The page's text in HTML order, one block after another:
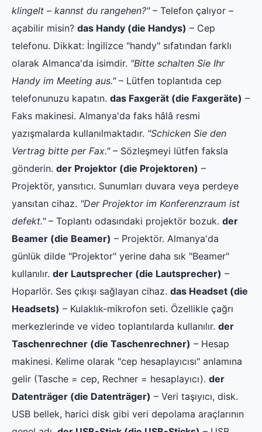
klingelt – kannst du rangehen?"– Telefon çalıyor –
açabilir misin? das Handy (die Handys) – Cep
telefonu. Dikkat: İngilizce "handy" sıfatından farklı
olarak Almanca'da isimdir. "Bitte schalten Sie Ihr
Handy im Meeting aus."– Lütfen toplantıda cep
telefonunuzu kapatın. das Faxgerät (die Faxgeräte) –
Faks makinesi. Almanya'da faks hâlâ resmi
yazışmalarda kullanılmaktadır. "Schicken Sie den
Vertrag bitte per Fax."– Sözleşmeyi lütfen faksla
gönderin. der Projektor (die Projektoren) –
Projektör, yansıtıcı. Sunumları duvara veya perdeye
yansıtan cihaz. "Der Projektor im Konferenzraum ist
defekt."– Toplantı odasındaki projektör bozuk. der
Beamer (die Beamer) – Projektör. Almanya'da
günlük dilde "Projektor" yerine daha sık "Beamer"
kullanılır. der Lautsprecher (die Lautsprecher) –
Hoparlör. Ses çıkışı sağlayan cihaz. das Headset (die
Headsets) – Kulaklık-mikrofon seti. Özellikle çağrı
merkezlerinde ve video toplantılarda kullanılır. der
Taschenrechner (die Taschenrechner) – Hesap
makinesi. Kelime olarak "cep hesaplayıcısı" anlamına
gelir (Tasche = cep, Rechner = hesaplayıcı). der
Datenträger (die Datenträger) – Veri taşıyıcı, disk.
USB bellek, harici disk gibi veri depolama araçlarının